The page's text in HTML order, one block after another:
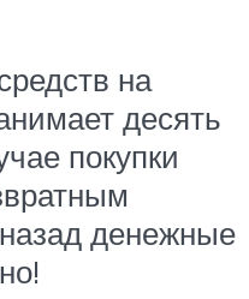
на
десять
покупки
денежные